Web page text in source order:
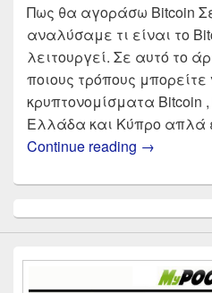
Πως θα αγοράσω Bitcoin
αναλύσαμε τι είναι το
λειτουργεί. Σε αυτό το
ποιους τρόπους
κρυπτονομίσματα Bitcoin
Ελλάδα και Κύπρο απλά
Continue reading Αγορά
→
Sidebar
Widget